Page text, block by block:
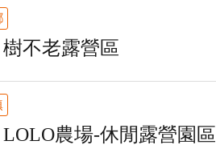
不老露營區
農場-休閒露營園區